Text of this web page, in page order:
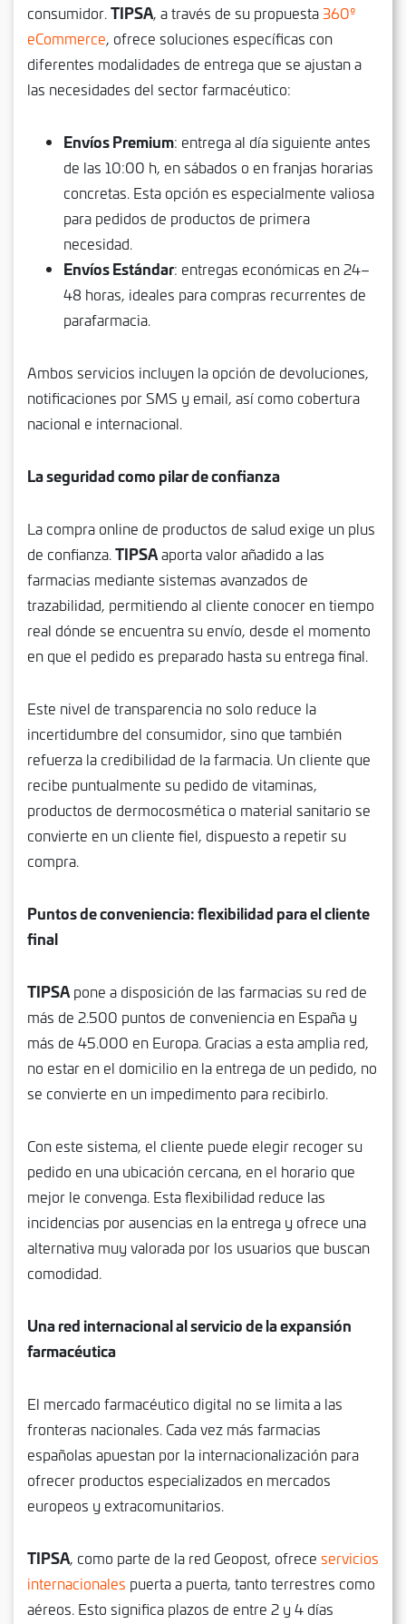
consumidor. TIPSA, a través de su propuesta360º
eCommerce, ofrece soluciones específicas con
diferentes modalidades de entrega que se ajustan a
las necesidades del sector farmacéutico:
Envíos Premium: entrega al día siguiente antes
de las 10:00 h, en sábados o en franjas horarias
concretas. Esta opción es especialmente valiosa
para pedidos de productos de primera
necesidad.
Envíos Estándar: entregas económicas en 24–
48 horas, ideales para compras recurrentes de
parafarmacia.
Ambos servicios incluyen la opción de devoluciones,
notificaciones por SMS y email, así como cobertura
nacional e internacional.
La seguridad como pilar de confianza
La compra online de productos de salud exige un plus
de confianza. TIPSAaporta valor añadido a las
farmacias mediante sistemas avanzados de
trazabilidad, permitiendo al cliente conocer en tiempo
real dónde se encuentra su envío, desde el momento
en que el pedido es preparado hasta su entrega final.
Este nivel de transparencia no solo reduce la
incertidumbre del consumidor, sino que también
refuerza la credibilidad de la farmacia. Un cliente que
recibe puntualmente su pedido de vitaminas,
productos de dermocosmética o material sanitario se
convierte en un cliente fiel, dispuesto a repetir su
compra.
Puntos de conveniencia: flexibilidad para el cliente
final
TIPSA pone a disposición de las farmacias su red de
más de 2.500 puntos de conveniencia en España y
más de 45.000 en Europa. Gracias a esta amplia red,
no estar en el domicilio en la entrega de un pedido, no
se convierte en un impedimento para recibirlo.
Con este sistema, el cliente puede elegir recoger su
pedido en una ubicación cercana, en el horario que
mejor le convenga. Esta flexibilidad reduce las
incidencias por ausencias en la entrega y ofrece una
alternativa muy valorada por los usuarios que buscan
comodidad.
Una red internacional al servicio de la expansión
farmacéutica
El mercado farmacéutico digital no se limita a las
fronteras nacionales. Cada vez más farmacias
españolas apuestan por la internacionalización para
ofrecer productos especializados en mercados
europeos y extracomunitarios.
TIPSA, como parte de la red Geopost, ofrece servicios
internacionales puerta a puerta, tanto terrestres como
aéreos. Esto significa plazos de entre 2 y 4 días